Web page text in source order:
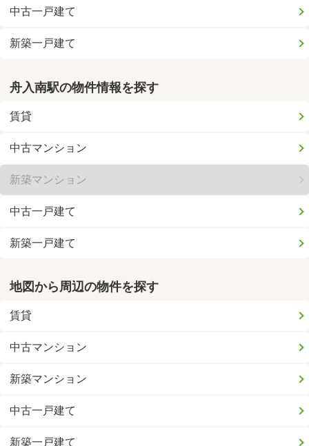
中古一戸建て
新築一戸建て
舟入南駅の物件情報を探す
賃貸
中古マンション
新築マンション
中古一戸建て
新築一戸建て
地図から周辺の物件を探す
賃貸
中古マンション
新築マンション
中古一戸建て
新築一戸建て